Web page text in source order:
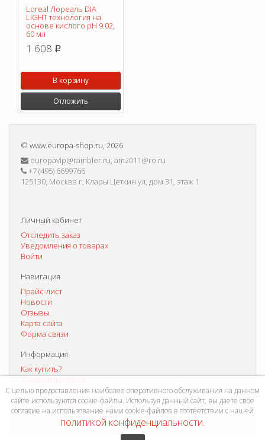
Loreal Лореаль DIA
LIGHT технология на
основе кислого pH 9.02,
60 мл
1 608 p
В корзину
Отложить
© www.europa-shop.ru, 2026
europavip@rambler.ru, am2011@ro.ru
+7 (495) 6699766
125130, Москва г, Клары Цеткин ул, дом 31, этаж 1
Личный кабинет
Отследить заказ
Уведомления о товарах
Войти
Навигация
Прайс-лист
Новости
Отзывы
Карта сайта
Форма связи
Информация
Как купить?
Условия доставки
Способы оплаты
Система скидок
Контакты
С целью предоставления наиболее оперативного обслуживания на данном
сайте используются cookie-файлы. Используя данный сайт, вы даете свое
согласие на использование нами cookie-файлов в соответствии с нашей
политикой конфиденциальности.